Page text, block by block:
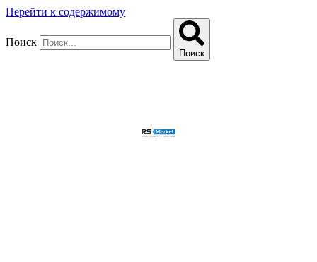
Перейти к содержимому
Поиск
Поиск